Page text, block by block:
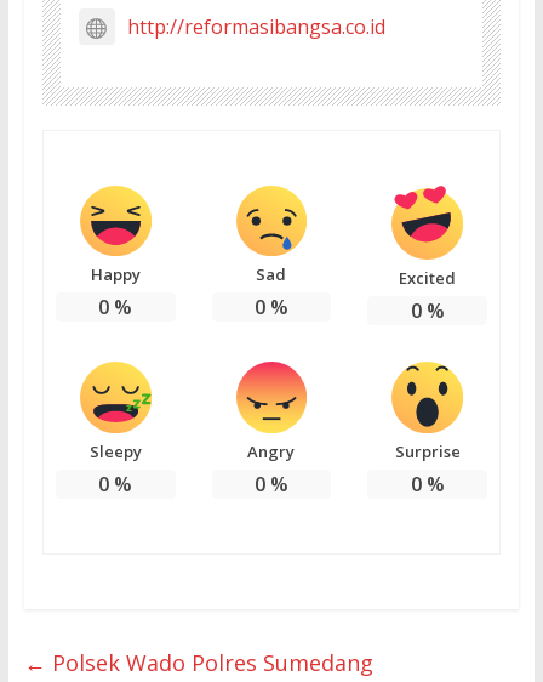
http://reformasibangsa.co.id
Happy
0 %
Sad
0%
Excited
0%
Sleepy
0 %
Angry
0%
Surprise
0%
← Polsek Wado Polres Sumedang